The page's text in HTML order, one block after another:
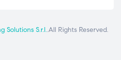
Solutions S.r.l..All Rights Reserved.